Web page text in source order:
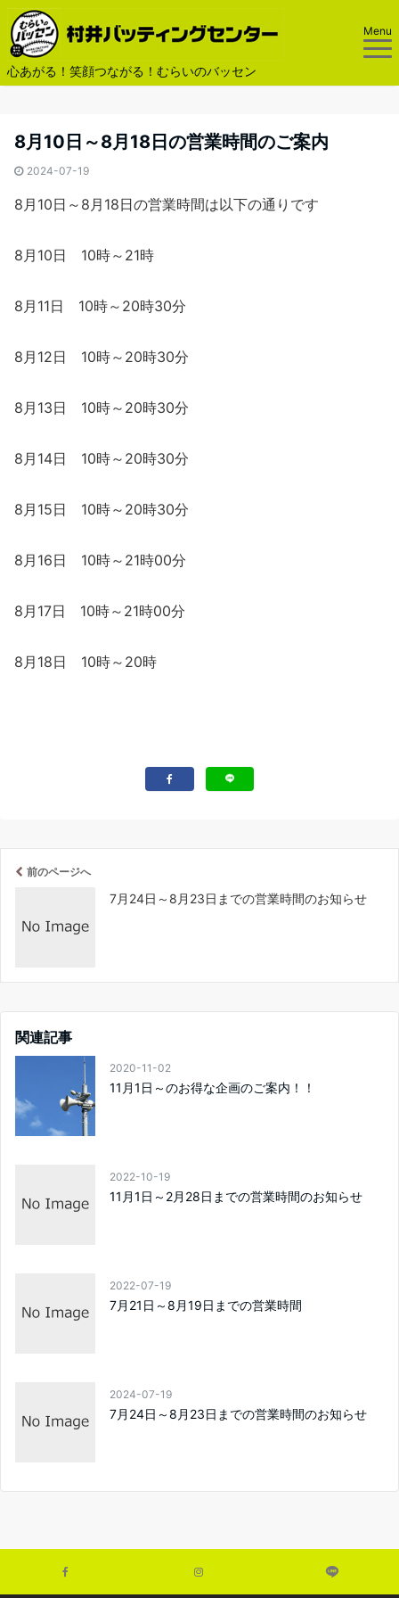
心あがる！笑顔つながる！むらいのバッセン
Menu
8月10日～8月18日の営業時間のご案内
2024-07-19
8月10日～8月18日の営業時間は以下の通りです
8月10日 10時～21時
8月11日 10時～20時30分
8月12日 10時～20時30分
8月13日 10時～20時30分
8月14日 10時～20時30分
8月15日 10時～20時30分
8月16日 10時～21時00分
8月17日 10時～21時00分
8月18日 10時～20時
前のページへ
7月24日～8月23日までの営業時間のお知らせ
関連記事
2020-11-02
11月1日～のお得な企画のご案内！！
2022-10-19
11月1日～2月28日までの営業時間のお知らせ
2022-07-19
7月21日～8月19日までの営業時間
2024-07-19
7月24日～8月23日までの営業時間のお知らせ